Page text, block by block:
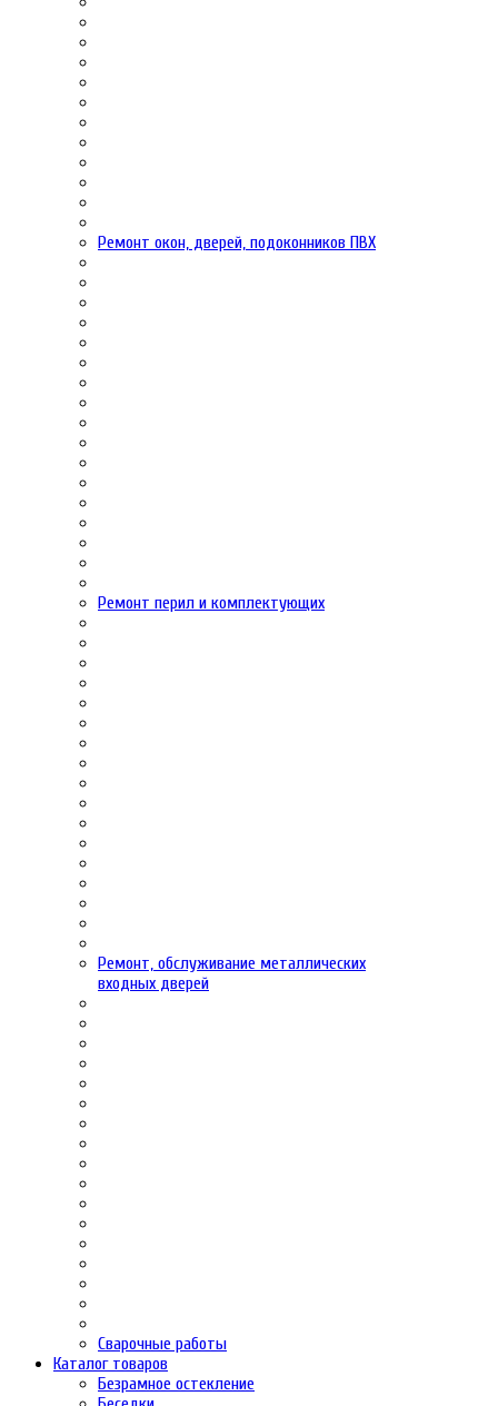
Ремонт окон, дверей, подоконников ПВХ
Ремонт перил и комплектующих
Ремонт, обслуживание металлических
входных дверей
Сварочные работы
Каталог товаров
Безрамное остекление